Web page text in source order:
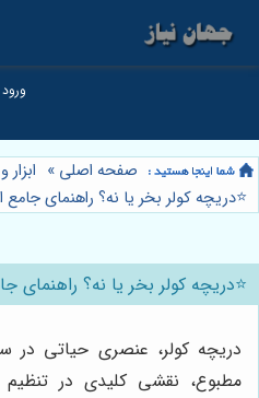
صفحه اصلی »
⭐️دریچه کولر بخر یا نه؟ راهنمای جامع
⭐️دریچه کولر بخر یا نه؟ راهنمای
دریچه کولر، عنصری حیاتی در
مطبوع، نقشی کلیدی در